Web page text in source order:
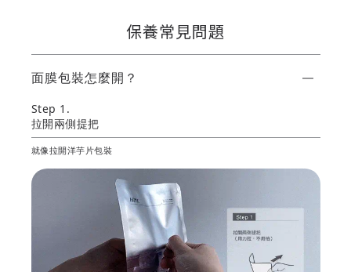
保養常見問題
面膜包裝怎麼開？
Step 1.
拉開兩側提把
就像拉開洋芋片包裝